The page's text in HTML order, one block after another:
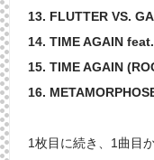
13. FLUTTER VS.
14. TIME AGAIN
15. TIME AGAIN
16.
1枚目に続き、1曲目